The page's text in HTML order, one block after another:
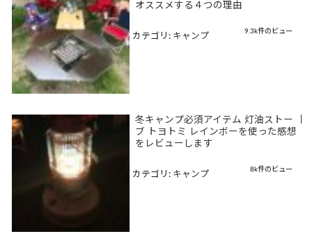
オススメする４つの理由
9.3k件のビュー
カテゴリ: キャンプ
冬キャンプ必須アイテム 灯油ストー
ブ トヨトミ レインボーを使った感想
をレビューします
8k件のビュー
カテゴリ: キャンプ